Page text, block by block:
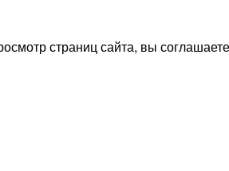
страниц сайта, вы